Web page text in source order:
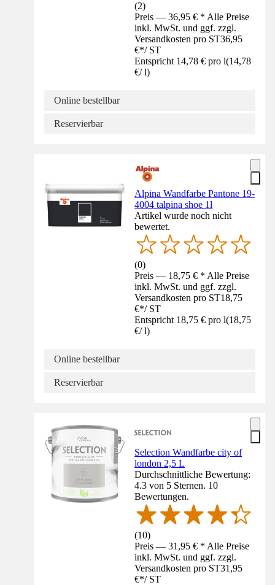
(2)
Preis — 36,95 € * Alle Preise
inkl. MwSt. und ggf. zzgl.
Versandkosten pro ST36,95
€*/ ST
Entspricht 14,78 € pro l(14,78
€/ l)
Online bestellbar
Reservierbar
Alpina Wandfarbe Pantone 19-
4004 talpina shoe 1l
Artikel wurde noch nicht
bewertet.
(0)
Preis — 18,75 € * Alle Preise
inkl. MwSt. und ggf. zzgl.
Versandkosten pro ST18,75
€*/ ST
Entspricht 18,75 € pro l(18,75
€/ l)
Online bestellbar
Reservierbar
Selection Wandfarbe city of
london 2,5 L
Durchschnittliche Bewertung:
4.3 von 5 Sternen. 10
Bewertungen.
(10)
Preis — 31,95 € * Alle Preise
inkl. MwSt. und ggf. zzgl.
Versandkosten pro ST31,95
€*/ ST